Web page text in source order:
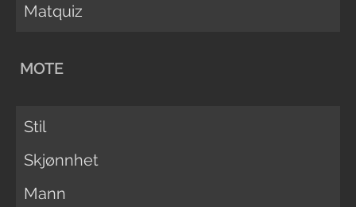
Matquiz
MOTE
Stil
Skjønnhet
Mann